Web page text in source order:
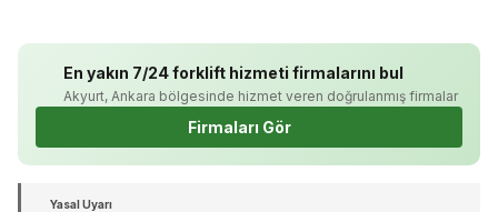
En yakın 7/24 forklift hizmeti firmalarını bul
Akyurt, Ankara bölgesinde hizmet veren doğrulanmış firmalar
Firmaları Gör
Yasal Uyarı